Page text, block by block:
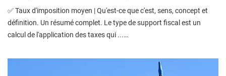
✅ Taux d'imposition moyen | Qu'est-ce que c'est, sens, concept et
définition. Un résumé complet. Le type de support fiscal est un
calcul de l'application des taxes qui ...…